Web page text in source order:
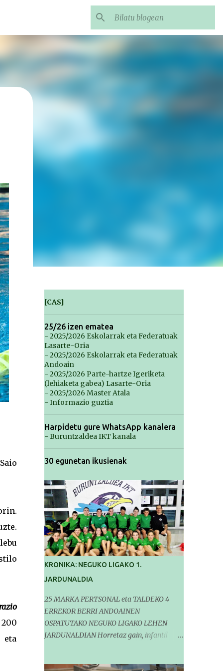
eta
[CAS]
25/26 izen ematea
- 2025/2026 Eskolarrak eta Federatuak
Lasarte-Oria
- 2025/2026 Eskolarrak eta Federatuak
Andoain
- 2025/2026 Parte-hartze Igeriketa
(lehiaketa gabea) Lasarte-Oria
- 2025/2026 Master Atala
- Informazio guztia
Harpidetu gure WhatsApp kanalera
- Buruntzaldea IKT kanala
30 egunetan ikusienak
KRONIKA: NEGUKO LIGAKO 1.
JARDUNALDIA
25 MARKA PERTSONAL eta TALDEKO 4
ERREKOR BERRI ANDOAINEN
OSPATUTAKO NEGUKO LIGAKO LEHEN
JARDUNALDIAN Horretaz gain, infantil